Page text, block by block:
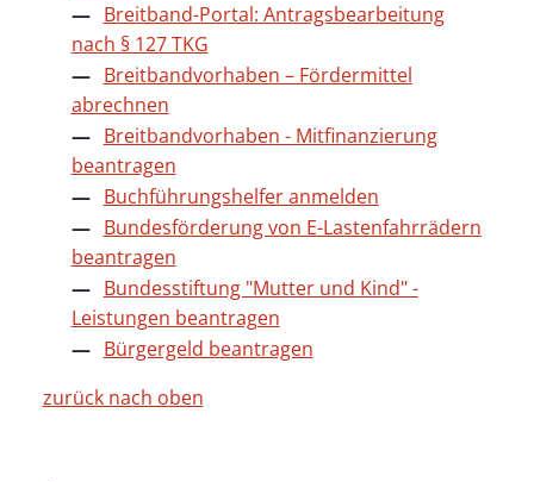
Breitband-Portal: Antragsbearbeitung
nach § 127 TKG
Breitbandvorhaben – Fördermittel
abrechnen
Breitbandvorhaben - Mitfinanzierung
beantragen
Buchführungshelfer anmelden
Bundesförderung von E-Lastenfahrrädern
beantragen
Bundesstiftung "Mutter und Kind" -
Leistungen beantragen
Bürgergeld beantragen
zurück nach oben